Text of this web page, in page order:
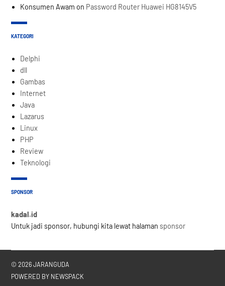
Konsumen Awam on Password Router Huawei HG8145V5
KATEGORI
Delphi
dll
Gambas
Internet
Java
Lazarus
Linux
PHP
Review
Teknologi
SPONSOR
kadal.id
Untuk jadi sponsor, hubungi kita lewat halaman sponsor
© 2026 JARANGUDA
POWERED BY NEWSPACK